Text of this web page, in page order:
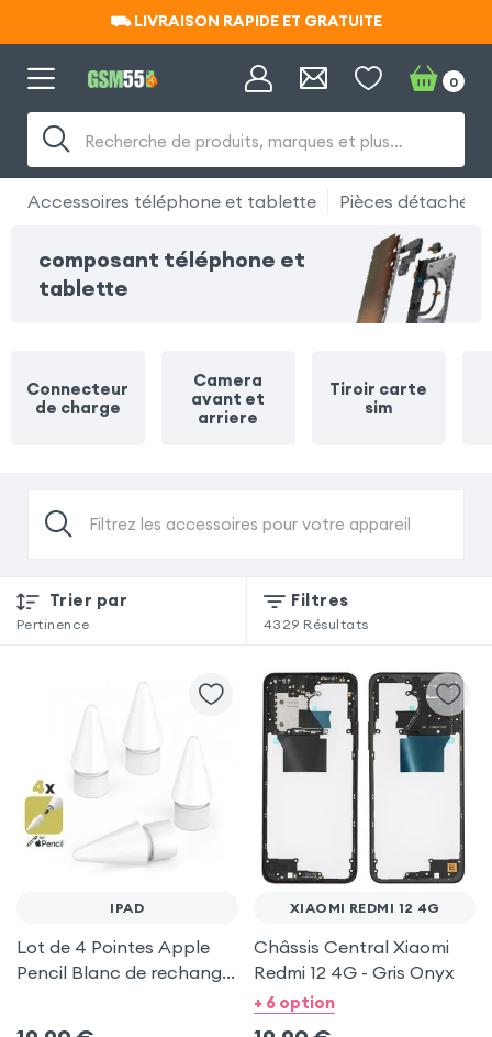
⛟ LIVRAISON RAPIDE ET GRATUITE
⛟ LIVRAISON RAPIDE ET GRATUITE
Recherche de produits, marques et plus…
0
Accessoires téléphone et tablette Pièces détachées
composant téléphone et
tablette
Connecteur
de charge
Camera
avant et
arriere
Tiroir carte
sim
Filtrez les accessoires pour votre appareil
Trier par
Pertinence
Filtres
4329 Résultats
IPAD
Lot de 4 Pointes Apple
Pencil Blanc de rechange
XIAOMI REDMI 12 4G
Châssis Central Xiaomi
Redmi 12 4G - Gris Onyx
+ 6 option